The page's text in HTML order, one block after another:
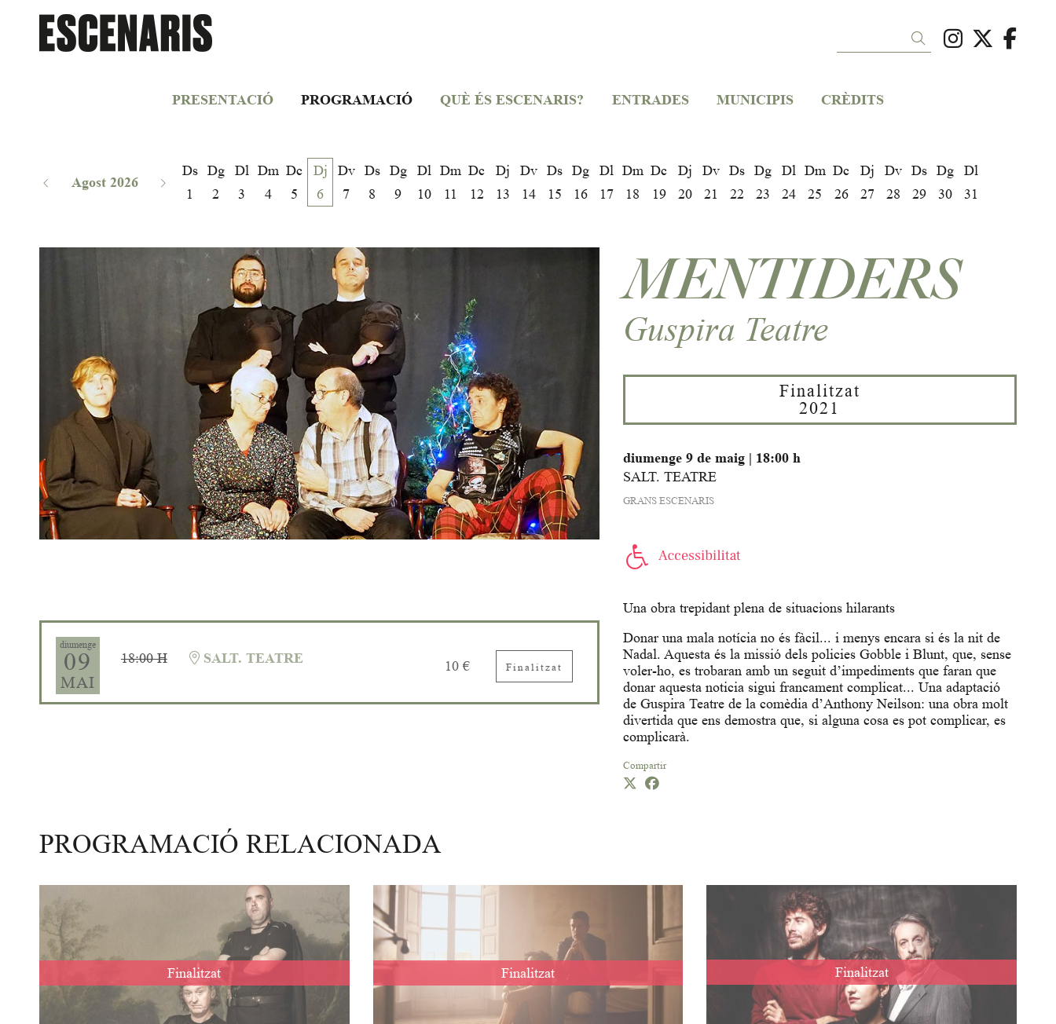
Link aLink
Cercar
PRESENTACIÓ PROGRAMACIÓ QUÈ ÉS ESCENARIS? ENTRADES MUNICIPIS CRÈDITS
Agost 2026
Ds
1
Dg
2
Dl
3
Dm
4
Dc
5
Dj
6
Dv
7
Ds
8
Dg
9
Dl
10
Dm
11
Dc
12
Dj
13
Dv
14
Ds
15
Dg
16
Dl
17
Dm
18
Dc
19
Dj
20
Dv
21
Ds
22
Dg
23
Dl
24
Dm
25
Dc
26
Dj
27
Dv
28
Ds
29
Dg
30
Dl
31
MENTIDERS
Guspira Teatre
Finalitzat
2021
diumenge 9 de maig | 18:00 h
SALT. TEATRE
GRANS ESCENARIS
Una obra trepidant plena de situacions hilarants
Donar una mala notícia no és fàcil... i menys encara si és la nit de
Nadal. Aquesta és la missió dels policies Gobble i Blunt, que, sense
voler-ho, es trobaran amb un seguit d’impediments que faran que
donar aquesta noticia sigui francament complicat... Una adaptació
de Guspira Teatre de la comèdia d’Anthony Neilson: una obra molt
divertida que ens demostra que, si alguna cosa es pot complicar, es
complicarà.
Compartir
diumenge
09
MAI
18:00 H SALT. TEATRE 10 € Finalitzat
PROGRAMACIÓ RELACIONADA
Finalitzat Finalitzat Finalitzat